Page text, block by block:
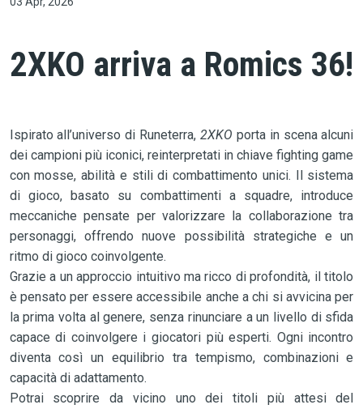
2XKO arriva a Romics 36!
Ispirato all’universo di Runeterra, 2XKO porta in scena alcuni
dei campioni più iconici, reinterpretati in chiave fighting game
con mosse, abilità e stili di combattimento unici. Il sistema
di gioco, basato su combattimenti a squadre, introduce
meccaniche pensate per valorizzare la collaborazione tra
personaggi, offrendo nuove possibilità strategiche e un
ritmo di gioco coinvolgente.
Grazie a un approccio intuitivo ma ricco di profondità, il titolo
è pensato per essere accessibile anche a chi si avvicina per
la prima volta al genere, senza rinunciare a un livello di sfida
capace di coinvolgere i giocatori più esperti. Ogni incontro
diventa così un equilibrio tra tempismo, combinazioni e
capacità di adattamento.
Potrai scoprire da vicino uno dei titoli più attesi del